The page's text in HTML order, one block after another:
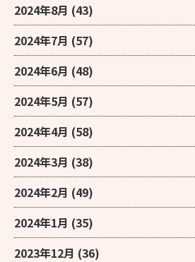
2024年8月 (43)
2024年7月 (57)
2024年6月 (48)
2024年5月 (57)
2024年4月 (58)
2024年3月 (38)
2024年2月 (49)
2024年1月 (35)
2023年12月 (36)